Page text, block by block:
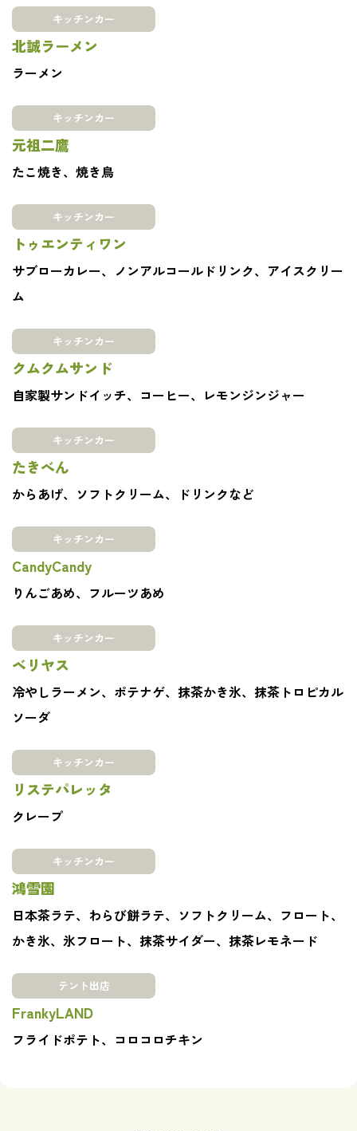
キッチンカー
北誠ラーメン
ラーメン
キッチンカー
元祖二鷹
たこ焼き、焼き鳥
キッチンカー
トゥエンティワン
サブローカレー、ノンアルコールドリンク、アイスクリー
ム
キッチンカー
クムクムサンド
自家製サンドイッチ、コーヒー、レモンジンジャー
キッチンカー
たきべん
からあげ、ソフトクリーム、ドリンクなど
キッチンカー
CandyCandy
りんごあめ、フルーツあめ
キッチンカー
ベリヤス
冷やしラーメン、ポテナゲ、抹茶かき氷、抹茶トロピカル
ソーダ
キッチンカー
リステパレッタ
クレープ
キッチンカー
鴻雪園
日本茶ラテ、わらび餅ラテ、ソフトクリーム、フロート、
かき氷、氷フロート、抹茶サイダー、抹茶レモネード
テント出店
FrankyLAND
フライドポテト、コロコロチキン